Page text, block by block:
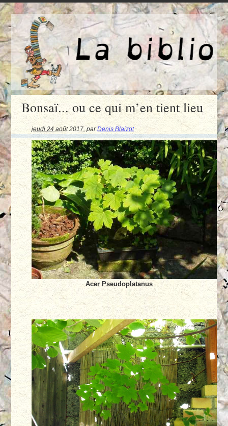
Bonsaï... ou ce qui m’en tient lieu
jeudi 24 août 2017,parDenis Blaizot
Acer Pseudoplatanus